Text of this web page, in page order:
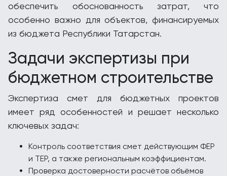
обеспечить обоснованность затрат, что
особенно важно для объектов, финансируемых
из бюджета Республики Татарстан.
Задачи экспертизы при
бюджетном строительстве
Экспертиза смет для бюджетных проектов
имеет ряд особенностей и решает несколько
ключевых задач:
Контроль соответствия смет действующим ФЕР
и ТЕР, а также региональным коэффициентам.
Проверка достоверности расчётов объёмов